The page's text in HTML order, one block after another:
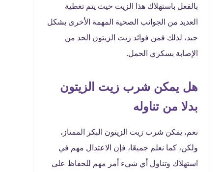
بالفعل باستهلاك هذا الزيت حيث يتم تغطية
العديد من الجوانب الصحية المهمة الأخرى بشكل
جيد، لذلك فمن فوائد زيت الزيتون الحد من
الإصابة بسكري الحمل.
هل يمكن شرب زيت الزيتون
بدلا من تناوله
نعم، يمكن شرب زيت الزيتون البكر الممتاز،
ولكن، كما نعلم جميعًا، فإن الاعتدال مهم في
استهلاك وتناول أي شيء أمر مهم للحفاظ على